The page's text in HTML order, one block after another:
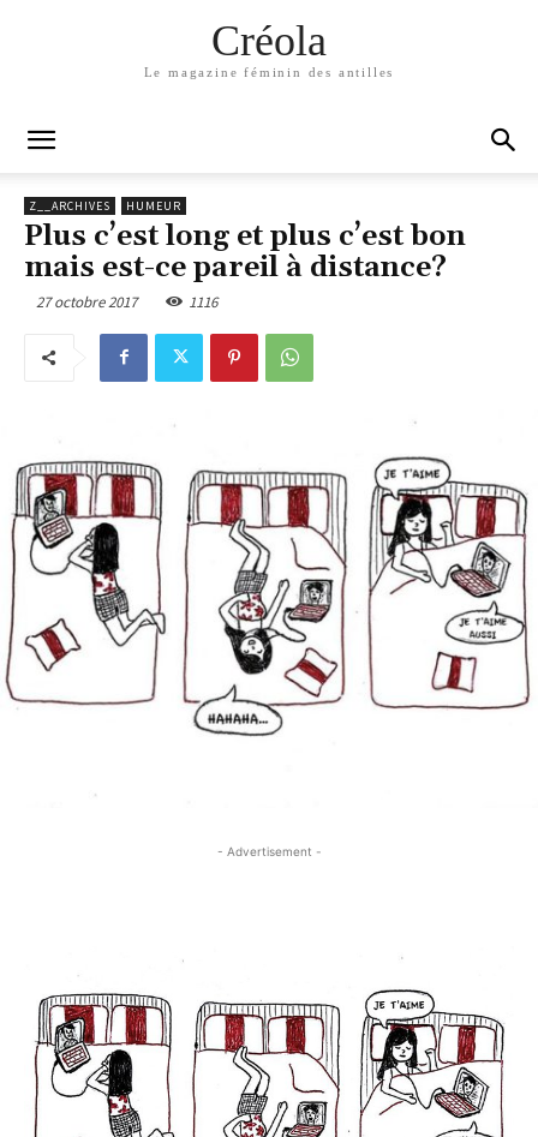
Créola
Le magazine féminin des antilles
Z__ARCHIVES HUMEUR
Plus c’est long et plus c’est bon
mais est-ce pareil à distance?
27 octobre 2017 1116
- Advertisement -